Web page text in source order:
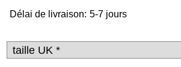
Délai de livraison: 5-7 jours